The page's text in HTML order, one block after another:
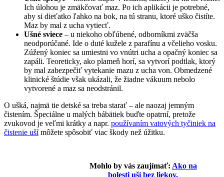
Ich úlohou je zmäkčovať maz. Po ich aplikácii je potrebné,
aby si dieťatko ľahko na bok, na tú stranu, ktoré uško čistíte.
Maz by mal z ucha vytiecť.
Ušné sviece – u niekoho obľúbené, odborníkmi zväčša
neodporúčané. Ide o duté kužele z parafínu a včelieho vosku.
Zúžený koniec sa umiestni vo vnútri ucha a opačný koniec sa
zapáli. Teoreticky, ako plameň horí, sa vytvorí podtlak, ktorý
by mal zabezpečiť vytekanie mazu z ucha von. Obmedzené
klinické štúdie však ukázali, že žiadne vákuum nebolo
vytvorené a maz sa neodstránil.
O ušká, najmä tie detské sa treba starať – ale naozaj jemným
čistením. Špeciálne u malých bábätiek buďte opatrní, pretože
zvukovod je veľmi krátky a napr. používaním vatových tyčiniek na
čistenie ušímôžete spôsobiť viac škody než úžitku.
Mohlo by vás zaujímať: Ako na
bolesti uší bez liekov.